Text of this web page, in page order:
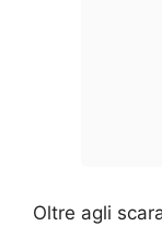
Oltre agli